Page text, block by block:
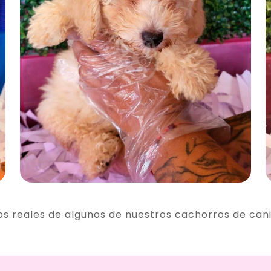
reales de algunos de nuestros cachorros de